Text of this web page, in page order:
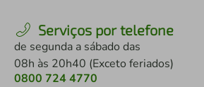
Serviços por telefone
de segunda a sábado das
08h às 20h40 (Exceto feriados)
0800 724 4770